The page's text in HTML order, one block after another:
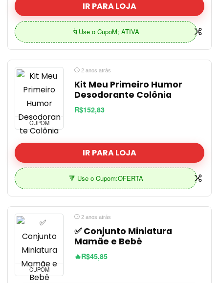
IR PARA LOJA
🌀Use o CupoM; ATIVA
CUPOM
2 anos atrás
Kit Meu Primeiro Humor
Desodorante Colônia
R$152,83
IR PARA LOJA
🔻 Use o Cupom:OFERTA
CUPOM
2 anos atrás
✅ Conjunto Miniatura
Mamãe e Bebê
🔥R$45,85